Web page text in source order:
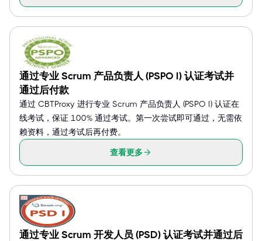
通过专业 Scrum 产品负责人 (PSPO I) 认证考试并
通过后付款
通过 CBTProxy 进行专业 Scrum 产品负责人 (PSPO I) 认证在
线考试，保证 100% 通过考试。第一次尝试即可通过，无需依
赖资料，通过考试后再付费。
查看更多
通过专业 Scrum 开发人员 (PSD) 认证考试并通过后